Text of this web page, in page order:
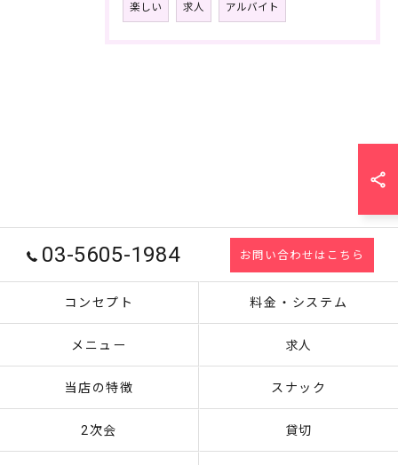
楽しい 求人 アルバイト
03-5605-1984 お問い合わせはこちら
コンセプト 料金・システム
メニュー 求人
当店の特徴 スナック
2次会 貸切